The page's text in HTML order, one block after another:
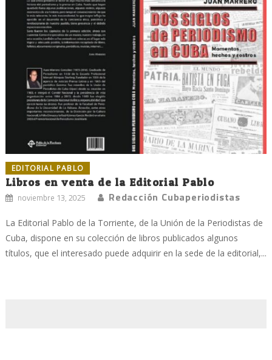
EDITORIAL PABLO
Libros en venta de la Editorial Pablo
noviembre 13, 2025 Redacción Cubaperiodistas
La Editorial Pablo de la Torriente, de la Unión de la Periodistas de
Cuba, dispone en su colección de libros publicados algunos
títulos, que el interesado puede adquirir en la sede de la editorial,...